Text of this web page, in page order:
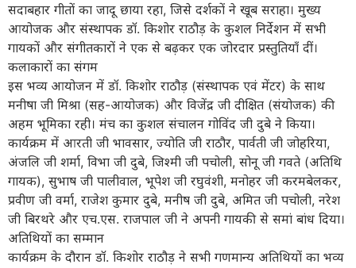
सदाबहार गीतों का जादू छाया रहा, जिसे दर्शकों ने खूब सराहा। मुख्य
आयोजक और संस्थापक डॉ. किशोर राठौड़ के कुशल निर्देशन में सभी
गायकों और संगीतकारों ने एक से बढ़कर एक जोरदार प्रस्तुतियाँ दीं।
कलाकारों का संगम
इस भव्य आयोजन में डॉ. किशोर राठौड़ (संस्थापक एवं मेंटर) के साथ
मनीषा जी मिश्रा (सह-आयोजक) और विजेंद्र जी दीक्षित (संयोजक) की
अहम भूमिका रही। मंच का कुशल संचालन गोविंद जी दुबे ने किया।
कार्यक्रम में आरती जी भावसार, ज्योति जी राठौर, पार्वती जी जोहरिया,
अंजलि जी शर्मा, विभा जी दुबे, जिश्मी जी पचोली, सोनू जी गवते (अतिथि
गायक), सुभाष जी पालीवाल, भूपेश जी रघुवंशी, मनोहर जी करमबेलकर,
प्रवीण जी वर्मा, राजेश कुमार दुबे, मनीष जी दुबे, अमित जी पचोली, नरेश
जी बिरथरे और एच.एस. राजपाल जी ने अपनी गायकी से समां बांध दिया।
अतिथियों का सम्मान
कार्यक्रम के दौरान डॉ. किशोर राठौड़ ने सभी गणमान्य अतिथियों का भव्य